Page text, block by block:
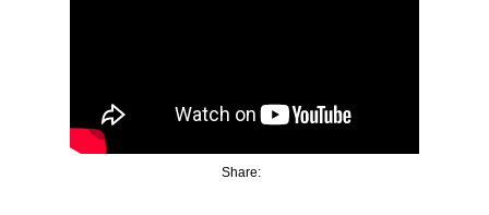
Share: